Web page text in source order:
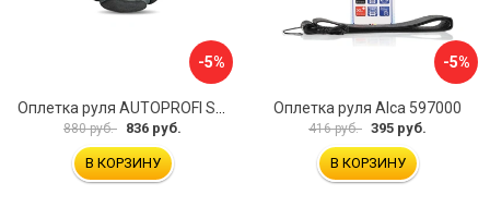
-5%
880 руб. 836 руб.
В КОРЗИНУ
-5%
Оплетка руля Alca 597000
416 руб. 395 руб.
В КОРЗИНУ